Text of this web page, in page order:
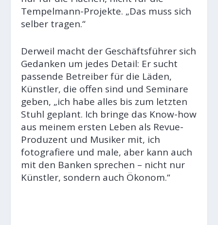
Tempelmann-Projekte. „Das muss sich
selber tragen.“
Derweil macht der Geschäftsführer sich
Gedanken um jedes Detail: Er sucht
passende Betreiber für die Läden,
Künstler, die offen sind und Seminare
geben, „ich habe alles bis zum letzten
Stuhl geplant. Ich bringe das Know-how
aus meinem ersten Leben als Revue-
Produzent und Musiker mit, ich
fotografiere und male, aber kann auch
mit den Banken sprechen – nicht nur
Künstler, sondern auch Ökonom.“